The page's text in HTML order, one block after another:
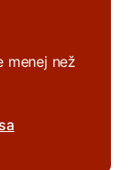
menej než